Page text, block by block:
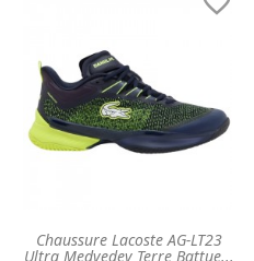
Chaussure Lacoste AG-LT23
Ultra Medvedev Terre Battue...